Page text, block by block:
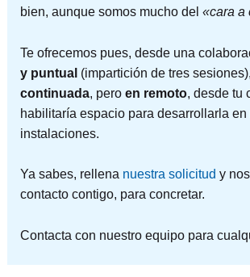
bien, aunque somos mucho del «cara a
Te ofrecemos pues, desde una
y puntual (impartición de tres
continuada, pero en remoto, desde tu
habilitaría espacio para desarrollarla en
instalaciones.
Ya sabes, rellena nuestra solicitud y
contacto contigo, para concretar.
Contacta con nuestro equipo para